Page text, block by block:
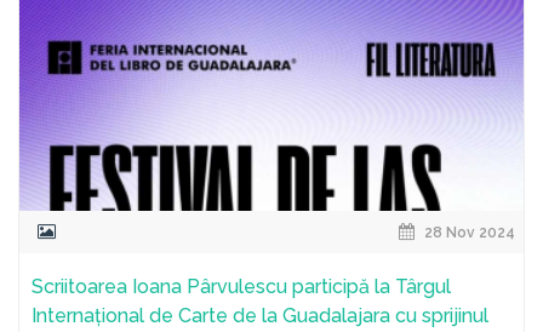
28 Nov 2024
Scriitoarea Ioana Pârvulescu participă la Târgul
Internațional de Carte de la Guadalajara cu sprijinul